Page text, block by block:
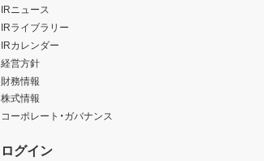
IRニュース
IRライブラリー
IRカレンダー
経営方針
財務情報
株式情報
コーポレート・ガバナンス
ログイン